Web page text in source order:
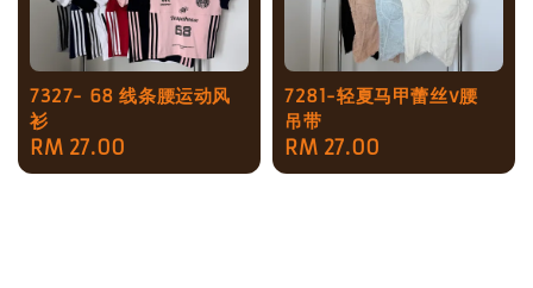
7327- 68 线条腰运动风
衫
Regular
price
RM 27.00
7281-轻夏马甲蕾丝v腰
吊带
Regular
price
RM 27.00